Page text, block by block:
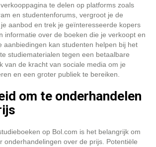
te delen op platforms zoals
en studentenforums, vergroot je de
aanbod en trek je geïnteresseerde kopers
informatie over de boeken die je verkoopt en
aanbiedingen kan studenten helpen bij het
studiematerialen tegen een betaalbare
van de kracht van sociale media om je
en een groter publiek te bereiken.
om te onderhandelen
op Bol.com is het belangrijk om
onderhandelingen over de prijs. Potentiële